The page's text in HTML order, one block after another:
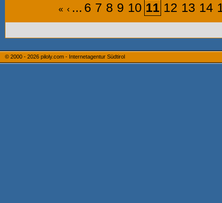
« ‹ ... 6 7 8 9 10 11 12 13 14
© 2000 - 2026 piloly.com - Internetagentur Südtirol